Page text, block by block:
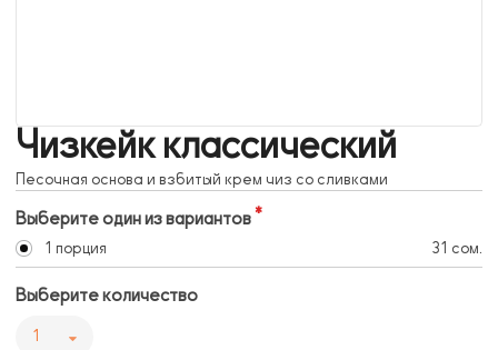
Чизкейк классический
Песочная основа и взбитый крем чиз со сливками
Выберите один из вариантов
1 порция 31 сом.
Выберите количество
1